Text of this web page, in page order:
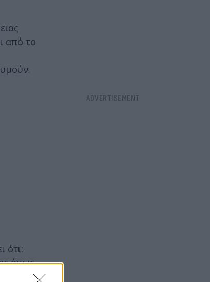
από το
ότι:
όπως